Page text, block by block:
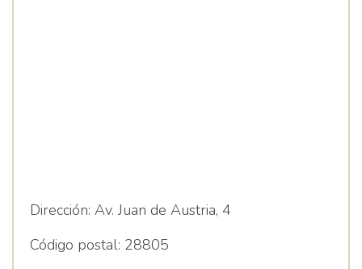
Dirección: Av. Juan de Austria, 4
Código postal: 28805